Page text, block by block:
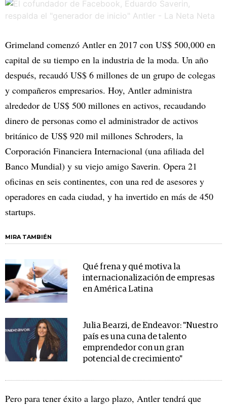
Grimeland comenzó Antler en 2017 con US$ 500,000 en
capital de su tiempo en la industria de la moda. Un año
después, recaudó US$ 6 millones de un grupo de colegas
y compañeros empresarios. Hoy, Antler administra
alrededor de US$ 500 millones en activos, recaudando
dinero de personas como el administrador de activos
británico de US$ 920 mil millones Schroders, la
Corporación Financiera Internacional (una afiliada del
Banco Mundial) y su viejo amigo Saverin. Opera 21
oficinas en seis continentes, con una red de asesores y
operadores en cada ciudad, y ha invertido en más de 450
startups.
MIRA TAMBIÉN
Qué frena y qué motiva la
internacionalización de empresas
en América Latina
Julia Bearzi, de Endeavor: "Nuestro
país es una cuna de talento
emprendedor con un gran
potencial de crecimiento"
Pero para tener éxito a largo plazo, Antler tendrá que